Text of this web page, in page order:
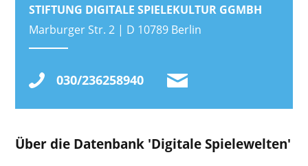
STIFTUNG DIGITALE SPIELEKULTUR GGMBH
Marburger Str. 2 | D 10789 Berlin
030/236258940
Über die Datenbank 'Digitale Spielewelten'